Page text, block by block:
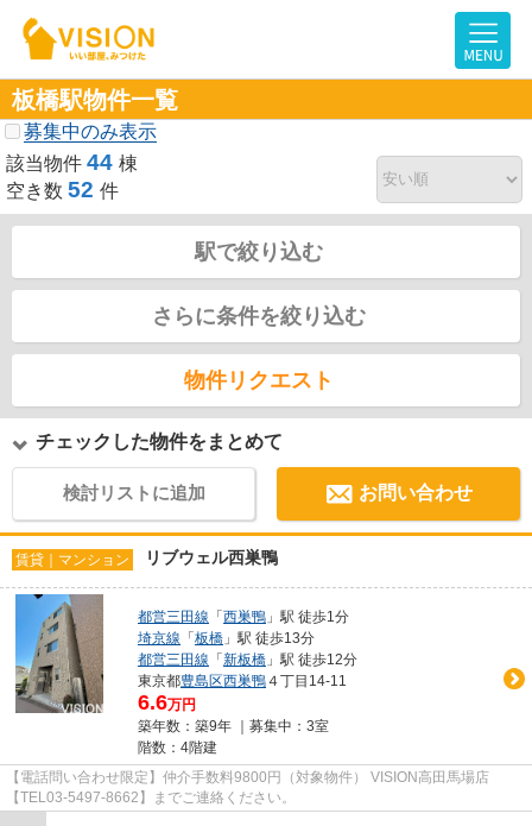
板橋駅物件一覧
募集中のみ表示
該当物件 44 棟
空き数 52 件
駅で絞り込む
さらに条件を絞り込む
物件リクエスト
チェックした物件をまとめて
検討リストに追加 お問い合わせ
賃貸｜マンション リブウェル西巣鴨
都営三田線 「西巣鴨 」駅 徒歩1分
埼京線 「板橋 」駅 徒歩13分
都営三田線 「新板橋 」駅 徒歩12分
東京都豊島区西巣鴨４丁目14-11
6.6万円
築年数：築9年 ｜募集中： 3室
階数：4階建
【電話問い合わせ限定】仲介手数料9800円（対象物件） VISION高田馬場店
【TEL03-5497-8662】までご連絡ください。